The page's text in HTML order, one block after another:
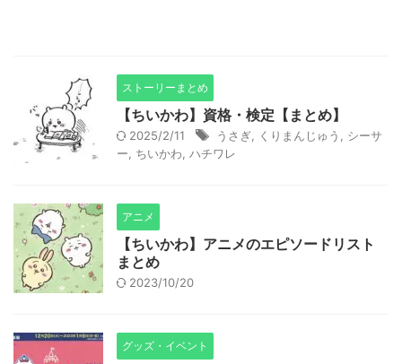
ストーリーまとめ
【ちいかわ】資格・検定【まとめ】
2025/2/11 うさぎ くりまんじゅう
シーサ
ー
ちいかわ ハチワレ
アニメ
【ちいかわ】アニメのエピソードリスト
まとめ
2023/10/20
グッズ・イベント